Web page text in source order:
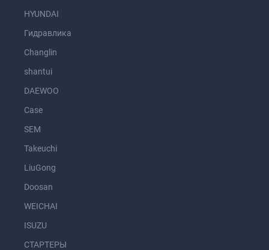
HYUNDAI
Гидравлика
Changlin
shantui
DAEWOO
Case
SEM
Takeuchi
LiuGong
Doosan
WEICHAI
ISUZU
СТАРТЕРЫ